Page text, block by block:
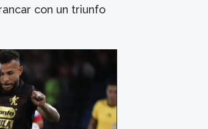
con un triunfo